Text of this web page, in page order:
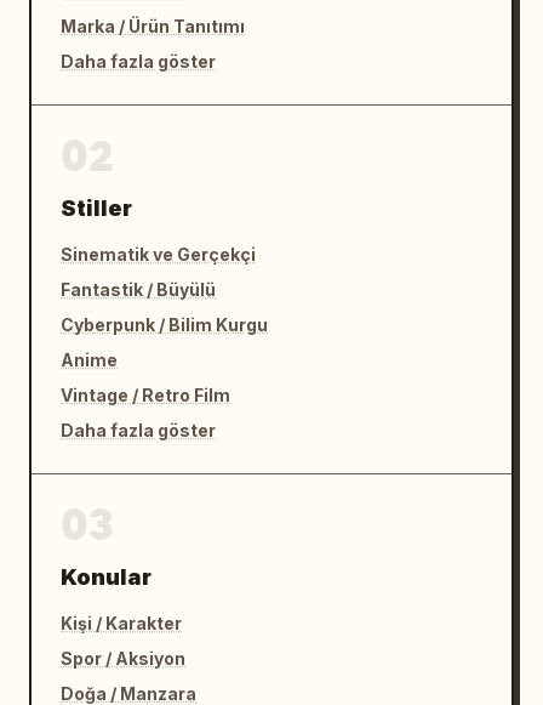
Marka / Ürün Tanıtımı
Daha fazla göster
Stiller
Sinematik ve Gerçekçi
Fantastik / Büyülü
Cyberpunk / Bilim Kurgu
Anime
Vintage / Retro Film
Daha fazla göster
Konular
Kişi / Karakter
Spor / Aksiyon
Doğa / Manzara